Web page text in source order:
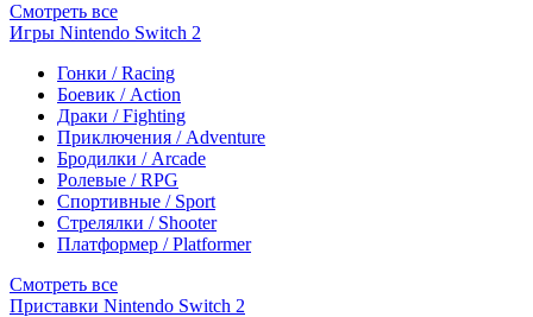
Смотреть все
Игры Nintendo Switch 2
Гонки / Racing
Боевик / Action
Драки / Fighting
Приключения / Adventure
Бродилки / Arcade
Ролевые / RPG
Спортивные / Sport
Стрелялки / Shooter
Платформер / Platformer
Смотреть все
Приставки Nintendo Switch 2